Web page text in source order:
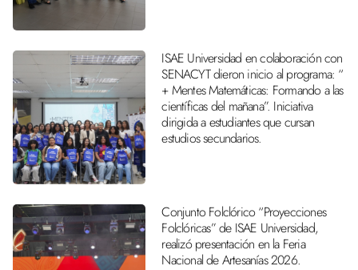
ISAE Universidad en colaboración con
SENACYT dieron inicio al programa: “
+ Mentes Matemáticas: Formando a las
científicas del mañana”. Iniciativa
dirigida a estudiantes que cursan
estudios secundarios.
Conjunto Folclórico “Proyecciones
Folclóricas” de ISAE Universidad,
realizó presentación en la Feria
Nacional de Artesanías 2026.